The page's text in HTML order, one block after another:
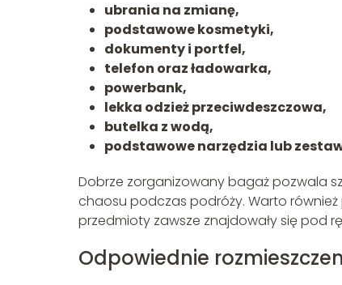
ubrania na zmianę,
podstawowe kosmetyki,
dokumenty i portfel,
telefon oraz ładowarka,
powerbank,
lekka odzież przeciwdeszczowa,
butelka z wodą,
podstawowe narzędzia lub
Dobrze zorganizowany bagaż pozwala
chaosu podczas podróży. Warto
przedmioty zawsze znajdowały się pod
Odpowiednie